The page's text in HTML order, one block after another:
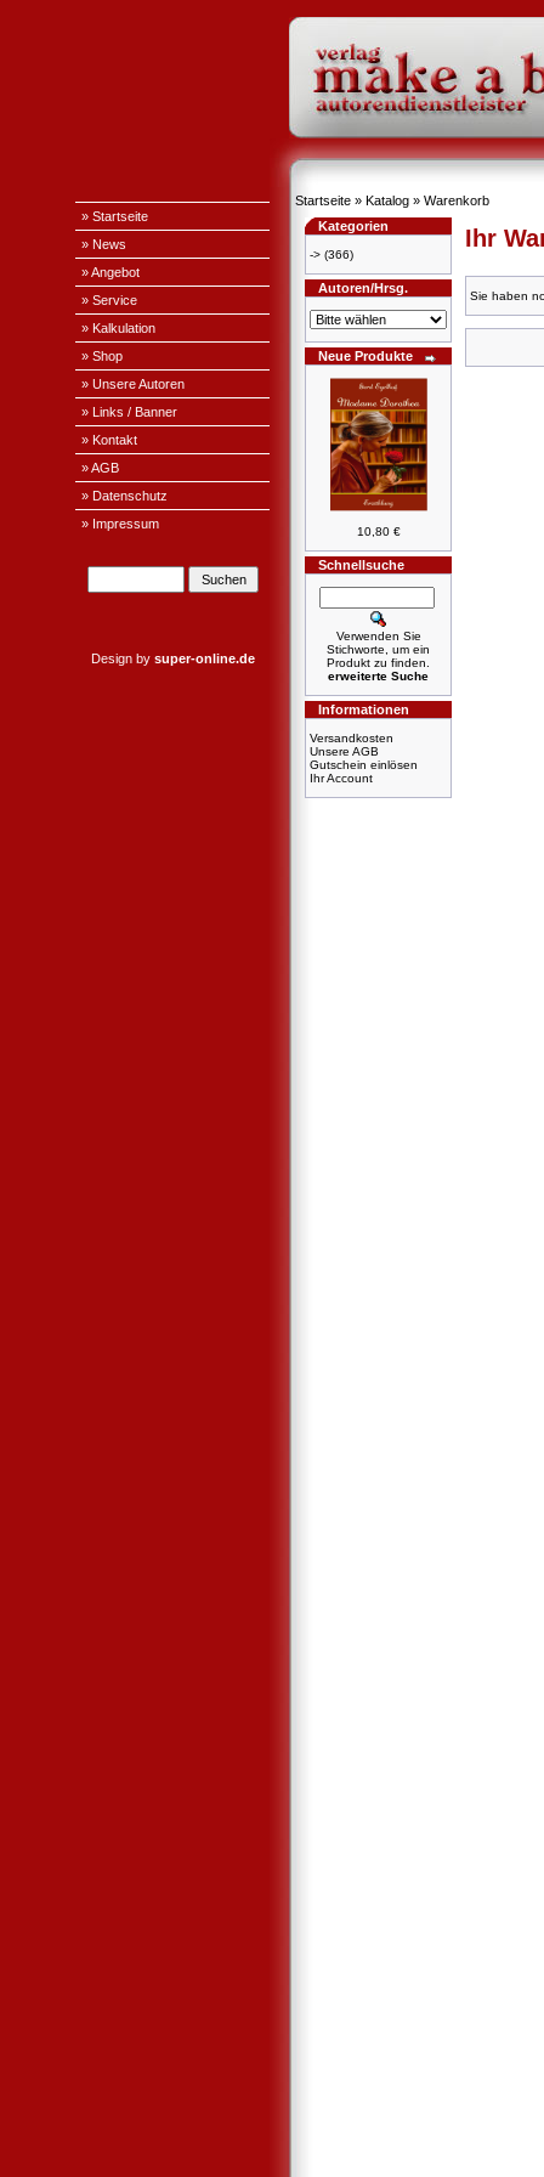
» Startseite
» News
» Angebot
» Service
» Kalkulation
» Shop
» Unsere Autoren
» Links / Banner
» Kontakt
» AGB
» Datenschutz
» Impressum
Design by super-online.de
Startseite » Katalog » Warenkorb
Kategorien
-> (366)
Autoren/Hrsg.
Neue Produkte
10,80 €
Schnellsuche
Verwenden Sie
Stichworte, um ein
Produkt zu finden.
erweiterte Suche
Informationen
Versandkosten
Unsere AGB
Gutschein einlösen
Ihr Account
Ihr
Sie haben